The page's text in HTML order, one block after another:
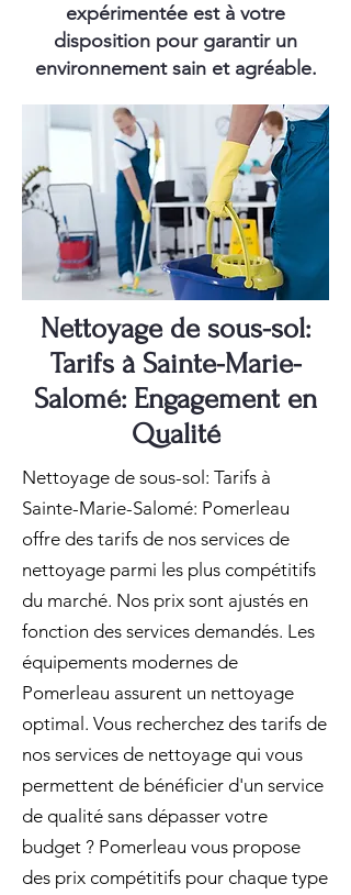
expérimentée est à votre
disposition pour garantir un
environnement sain et agréable.
Nettoyage de sous-sol:
Tarifs à Sainte-Marie-
Salomé: Engagement en
Qualité
Nettoyage de sous-sol: Tarifs à
Sainte-Marie-Salomé: Pomerleau
offre des tarifs de nos services de
nettoyage parmi les plus compétitifs
du marché. Nos prix sont ajustés en
fonction des services demandés. Les
équipements modernes de
Pomerleau assurent un nettoyage
optimal. Vous recherchez des tarifs de
nos services de nettoyage qui vous
permettent de bénéficier d'un service
de qualité sans dépasser votre
budget ? Pomerleau vous propose
des prix compétitifs pour chaque type